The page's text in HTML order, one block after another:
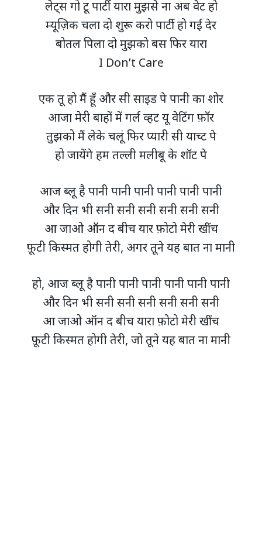
लेट्स गो टू पार्टी यारा मुझसे ना अब वेट हो
म्यूज़िक चला दो शुरू करो पार्टी हो गई देर
बोतल पिला दो मुझको बस फिर यारा
I Don’t Care
एक तू हो मैं हूँ और सी साइड पे पानी का शोर
आजा मेरी बाहों में गर्ल व्हट यू वेटिंग फ़ॉर
तुझको मैं लेके चलूं फिर प्यारी सी याच्ट पे
हो जायेंगे हम तल्ली मलीबू के शॉट पे
आज ब्लू है पानी पानी पानी पानी पानी पानी
और दिन भी सनी सनी सनी सनी सनी सनी
आ जाओ ऑन द बीच यार फ़ोटो मेरी खींच
फ़ूटी किस्मत होगी तेरी, अगर तूने यह बात ना मानी
हो, आज ब्लू है पानी पानी पानी पानी पानी पानी
और दिन भी सनी सनी सनी सनी सनी सनी
आ जाओ ऑन द बीच यारा फ़ोटो मेरी खींच
फ़ूटी किस्मत होगी तेरी, जो तूने यह बात ना मानी